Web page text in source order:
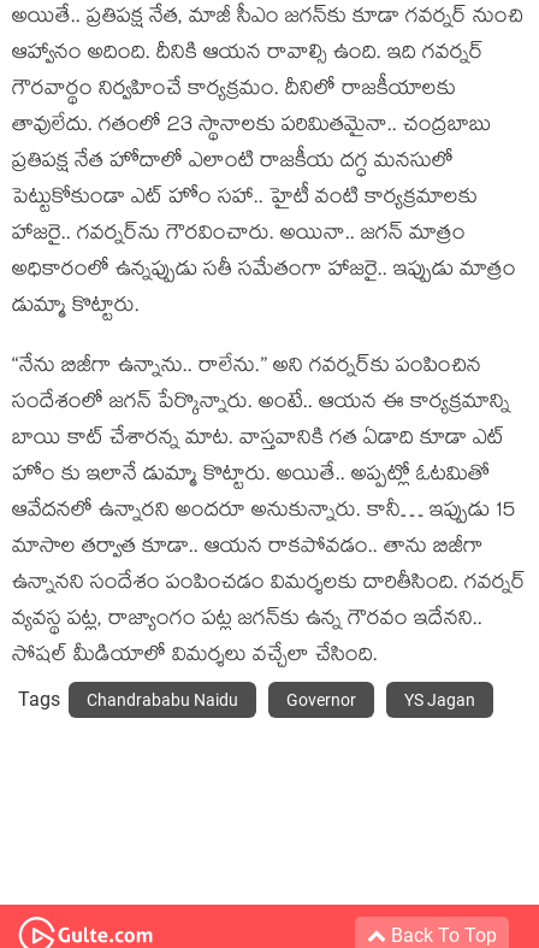
అయితే.. ప్ర‌తిప‌క్ష నేత‌, మాజీ సీఎం జ‌గ‌న్‌కు కూడా గ‌వ‌ర్న‌ర్ నుంచి
ఆహ్వానం అదింది. దీనికి ఆయ‌న రావాల్సి ఉంది. ఇది గ‌వ‌ర్న‌ర్
గౌర‌వార్థం నిర్వ‌హించే కార్య‌క్ర‌మం. దీనిలో రాజ‌కీయాల‌కు
తావులేదు. గ‌తంలో 23 స్థానాల‌కు ప‌రిమిత‌మైనా.. చంద్ర‌బాబు
ప్ర‌తిప‌క్ష నేత హోదాలో ఎలాంటి రాజ‌కీయ ద‌గ్ధ మ‌న‌సులో
పెట్టుకోకుండా ఎట్ హోం స‌హా.. హైటీ వంటి కార్య‌క్ర‌మాల‌కు
హాజ‌రై.. గ‌వ‌ర్న‌ర్‌ను గౌర‌వించారు. అయినా.. జ‌గ‌న్ మాత్రం
అధికారంలో ఉన్న‌ప్పుడు స‌తీ స‌మేతంగా హాజ‌రై.. ఇప్పుడు మాత్రం
డుమ్మా కొట్టారు.
“నేను బిజీగా ఉన్నాను.. రాలేను.” అని గ‌వ‌ర్న‌ర్‌కు పంపించిన
సందేశంలో జ‌గ‌న్ పేర్కొన్నారు. అంటే.. ఆయ‌న ఈ కార్య‌క్ర‌మాన్ని
బాయి కాట్ చేశార‌న్న మాట‌. వాస్త‌వానికి గ‌త ఏడాది కూడా ఎట్
హోం కు ఇలానే డుమ్మా కొట్టారు. అయితే.. అప్ప‌ట్లో ఓట‌మితో
ఆవేద‌న‌లో ఉన్నార‌ని అంద‌రూ అనుకున్నారు. కానీ… ఇప్పుడు 15
మాసాల త‌ర్వాత కూడా.. ఆయ‌న రాక‌పోవ‌డం.. తాను బిజీగా
ఉన్నాన‌ని సందేశం పంపించ‌డం విమ‌ర్శ‌ల‌కు దారితీసింది. గ‌వ‌ర్న‌ర్
వ్య‌వ‌స్థ ప‌ట్ల‌, రాజ్యాంగం ప‌ట్ల జ‌గ‌న్‌కు ఉన్న గౌర‌వం ఇదేన‌ని..
సోష‌ల్ మీడియాలో విమ‌ర్శ‌లు వ‌చ్చేలా చేసింది.
Tags Chandrababu Naidu Governor YS Jagan
Back To Top